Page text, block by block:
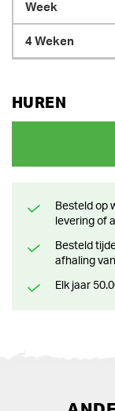
HUREN
Besteld op weekdagen voor 13 uur? Klaar voor
levering of
Besteld tijdens het weekend? Klaar voor levering of
afhaling
Elk jaar